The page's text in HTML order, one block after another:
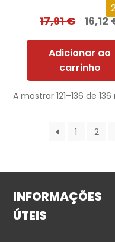
17,91€ 16,12
Adicionar ao
carrinho
A mostrar 121–136 de
1 2
INFORMAÇÕES
ÚTEIS